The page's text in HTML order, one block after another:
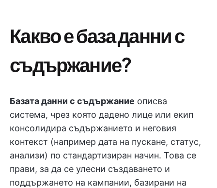
Какво е база данни с
съдържание?
Базата данни с съдържание описва
система, чрез която дадено лице или екип
консолидира съдържанието и неговия
контекст (например дата на пускане, статус,
анализи) по стандартизиран начин. Това се
прави, за да се улесни създаването и
поддържането на кампании, базирани на